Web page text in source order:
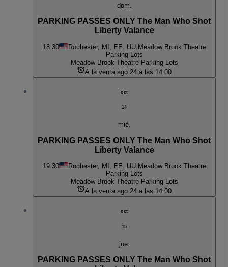
dom.
PARKING PASSES ONLY The Man Who Shot
Liberty Valance
18:30 Rochester, MI, EE. UU. Meadow Brook Theatre
Parking Lots
Meadow Brook Theatre Parking Lots
A la venta ago 24 a las 14:00
oct
14
mié.
PARKING PASSES ONLY The Man Who Shot
Liberty Valance
19:30 Rochester, MI, EE. UU. Meadow Brook Theatre
Parking Lots
Meadow Brook Theatre Parking Lots
A la venta ago 24 a las 14:00
oct
15
jue.
PARKING PASSES ONLY The Man Who Shot